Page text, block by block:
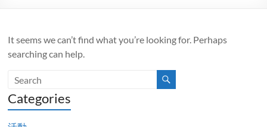
It seems we can’t find what you’re looking for. Perhaps
searching can help.
Categories